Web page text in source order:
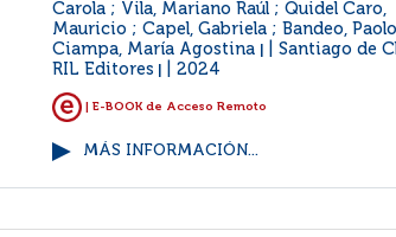
Carola ; Vila, Mariano Raúl ; Quidel Caro,
Mauricio ; Capel, Gabriela ; Bandeo,
Ciampa, María Agostina
Santiago de
RIL Editores
2024
| E-BOOK de Acceso Remoto
MÁS INFORMACIÓN...